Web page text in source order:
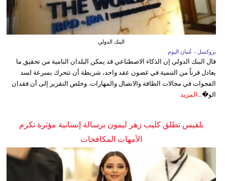
البنك الدولي
بروكسل - عُمان اليوم
قال البنك الدولي إن الذكاء الاصطناعي قد يمكن البلدان النامية من تحقيق ما
يعادل قرناً من التنمية في غضون عقد واحد، شريطة أن تتحرك بسرعة لسد
الفجوات في مجالات الطاقة والاتصال والمهارات. وخلص التقرير إلى أن فقدان
الو�...
المزيد
بلقيس تطلق كليب زهر ليمون برسالة إنسانية مؤثرة تكرم
الأمهات المكافحات